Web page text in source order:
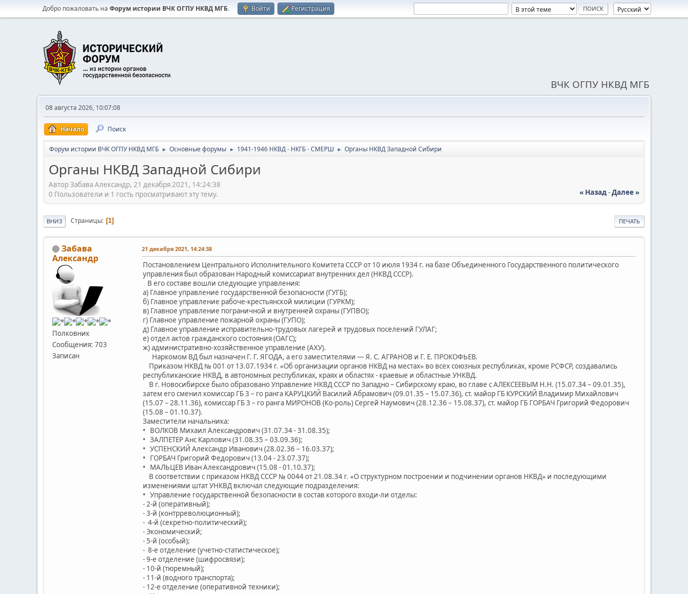
Добро пожаловать на Форум истории ВЧК ОГПУ НКВД МГБ. Войти Регистрация
ВЧК ОГПУ НКВД МГБ
08 августа 2026, 10:07:08
Начало Поиск
Форум истории ВЧК ОГПУ НКВД МГБ ► Основные форумы ► 1941-1946 НКВД - НКГБ - СМЕРШ ► Органы НКВД Западной Сибири
Органы НКВД Западной Сибири
Автор Забава Александр, 21 декабря 2021, 14:24:38
« Назад-Далее »
0 Пользователи и 1 гость просматривают эту тему.
ПЕЧАТЬ
ВНИЗ Страницы 1
Забава
Александр
Полковник
Сообщения: 703
Записан
21 декабря 2021, 14:24:38
Постановлением Центрального Исполнительного Комитета СССР от 10 июля 1934 г. на базе Объединенного Государственного политического
управления был образован Народный комиссариат внутренних дел (НКВД СССР).
В его составе вошли следующие управления:
а) Главное управление государственной безопасности (ГУГБ);
б) Главное управление рабоче-крестьянской милиции (ГУРКМ);
в) Главное управление пограничной и внутренней охраны (ГУПВО);
г) Главное управление пожарной охраны (ГУПО);
д) Главное управление исправительно-трудовых лагерей и трудовых поселений ГУЛАГ;
е) отдел актов гражданского состояния (ОАГС);
ж) административно-хозяйственное управление (АХУ).
Наркомом ВД был назначен Г. Г. ЯГОДА, а его заместителями — Я. С. АГРАНОВ и Г. Е. ПРОКОФЬЕВ.
Приказом НКВД № 001 от 13.07.1934 г. «Об организации органов НКВД на местах» во всех союзных республиках, кроме РСФСР, создавались
республиканские НКВД, в автономных республиках, краях и областях - краевые и областные УНКВД.
В г. Новосибирске было образовано Управление НКВД СССР по Западно – Сибирскому краю, во главе с АЛЕКСЕЕВЫМ Н.Н. (15.07.34 – 09.01.35),
затем его сменил комиссар ГБ 3 – го ранга КАРУЦКИЙ Василий Абрамович (09.01.35 – 15.07.36), ст. майор ГБ КУРСКИЙ Владимир Михайлович
(15.07 – 28.11.36), комиссар ГБ 3 – го ранга МИРОНОВ (Ко-роль) Сергей Наумович (28.12.36 – 15.08.37), ст. майор ГБ ГОРБАЧ Григорий Федорович
(15.08 – 01.10.37).
Заместители начальника:
• ВОЛКОВ Михаил Александрович (31.07.34 - 31.08.35);
• ЗАЛПЕТЕР Анс Карлович (31.08.35 – 03.09.36);
• УСПЕНСКИЙ Александр Иванович (28.02.36 – 16.03.37);
• ГОРБАЧ Григорий Федорович (13.04 - 23.07.37);
• МАЛЬЦЕВ Иван Александрович (15.08 - 01.10.37);
В соответствии с приказом НКВД СССР № 0044 от 21.08.34 г. «О структурном построении и подчинении органов НКВД» и последующими
изменениями штат УНКВД включал следующие подразделения:
• Управление государственной безопасности в состав которого входи-ли отделы:
- 2-й (оперативный);
- 3-й (контрреволюционный);
- 4-й (секретно-политический);
- Экономический;
- 5-й (особый);
- 8-е отделение (учетно-статистическое);
- 9-е отделение (шифросвязи);
- 10-й (тюремный);
- 11-й (водного транспорта);
- 12-е отделение (оперативной техники);